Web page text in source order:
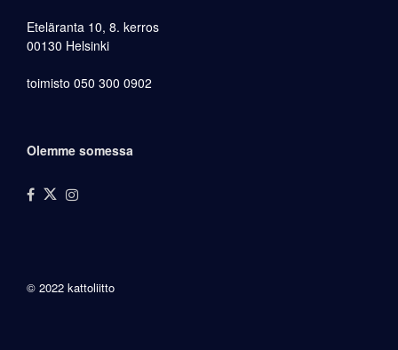
Eteläranta 10, 8. kerros
00130 Helsinki
toimisto 050 300 0902
Olemme somessa
© 2022 kattoliitto